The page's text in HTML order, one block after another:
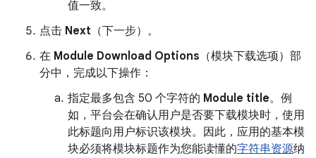
值一致。
点击 Next （下一步）。
在 Module Download Options （模块下载选项）部
分中，完成以下操作：
指定最多包含 50 个字符的 Module title。例
如，平台会在确认用户是否要下载模块时，使用
此标题向用户标识该模块。因此，应用的基本模
块必须将模块标题作为您能读懂的字符串资源纳